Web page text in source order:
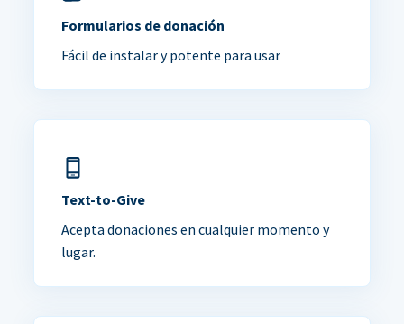
Formularios de donación
Fácil de instalar y potente para usar
Text-to-Give
Acepta donaciones en cualquier momento y
lugar.